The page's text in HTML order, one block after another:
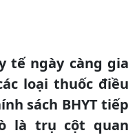
tế ngày càng gia
loại thuốc điều
sách BHYT tiếp
là trụ cột quan